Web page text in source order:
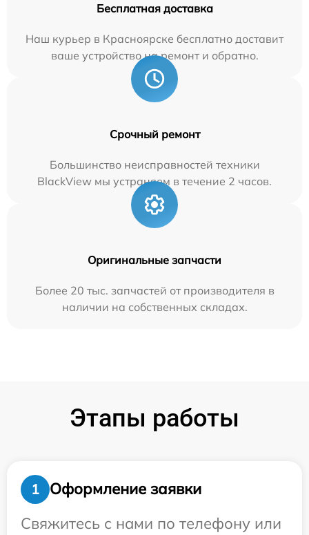
Бесплатная доставка
Наш курьер в Красноярске бесплатно доставит
ваше устройство на ремонт и обратно.
Срочный ремонт
Большинство неисправностей техники
BlackView мы устраняем в течение 2 часов.
Оригинальные запчасти
Более 20 тыс. запчастей от производителя в
наличии на собственных складах.
Этапы работы
1
Оформление заявки
Свяжитесь с нами по телефону или